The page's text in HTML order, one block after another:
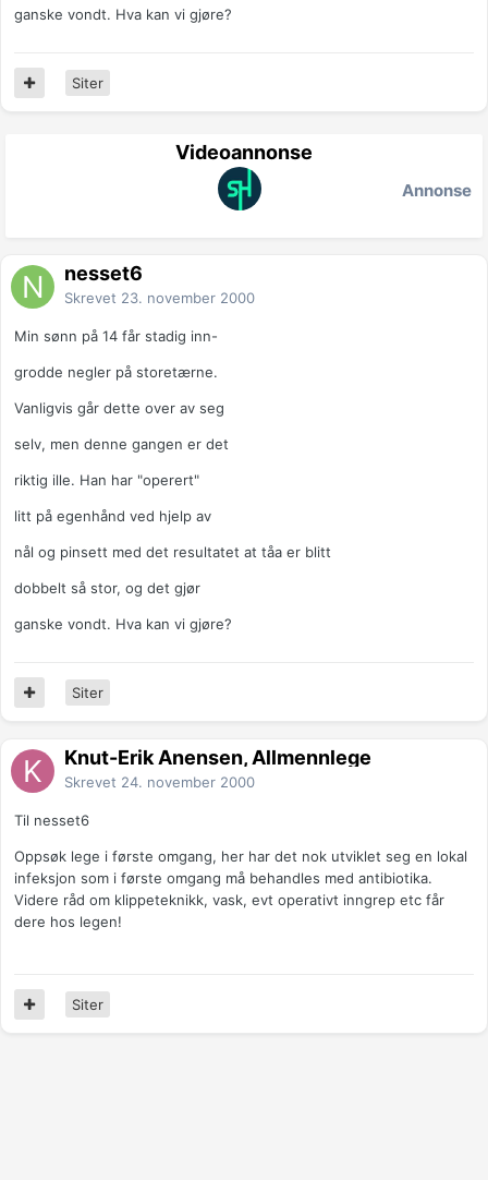
ganske vondt. Hva kan vi gjøre?
Siter
Videoannonse
Annonse
nesset6
Skrevet 23. november 2000
Min sønn på 14 får stadig inn-
grodde negler på storetærne.
Vanligvis går dette over av seg
selv, men denne gangen er det
riktig ille. Han har "operert"
litt på egenhånd ved hjelp av
nål og pinsett med det resultatet at tåa er blitt
dobbelt så stor, og det gjør
ganske vondt. Hva kan vi gjøre?
Siter
Knut-Erik Ånensen, Allmennlege
Skrevet 24. november 2000
Til nesset6
Oppsøk lege i første omgang, her har det nok utviklet seg en lokal
infeksjon som i første omgang må behandles med antibiotika.
Videre råd om klippeteknikk, vask, evt operativt inngrep etc får
dere hos legen!
Siter